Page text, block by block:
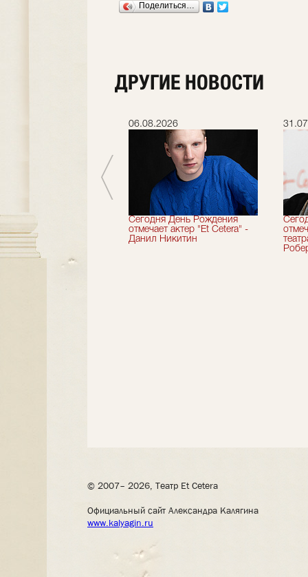
Поделиться…
ДРУГИЕ НОВОСТИ
сезон!
06.08.2026
Сегодня День Рождения
отмечает актер "Et Cetera" -
Данил Никитин
© 2007– 2026, Театр Et Cetera
Официальный сайт Александра Калягина
www.kalyagin.ru